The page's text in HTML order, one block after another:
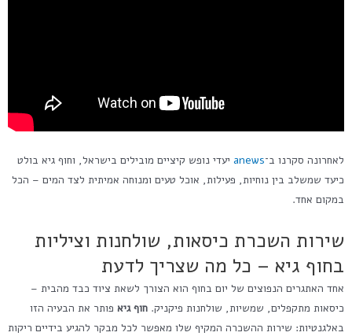
לאחרונה סקרנו ב־anews יעדי נופש קיציים מובילים בישראל, וחוף גיא בולט
כיעד שמשלב בין נוחיות, פעילות, אוכל טעים ומנוחה אמיתית לצד המים – הכל
במקום אחד.
שירות השכרת כיסאות, שולחנות וציליות
בחוף גיא – כל מה שצריך לדעת
אחד האתגרים הנפוצים של יום בחוף הוא הצורך לשאת ציוד כבד מהבית –
כיסאות מתקפלים, שמשיות, שולחנות פיקניק. חוף גיא פותר את הבעיה הזו
באלגנטיות: שירות ההשכרה המקיף שלו מאפשר לכל מבקר להגיע בידיים ריקות